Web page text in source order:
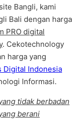
Bangli, kami
Bali dengan harga
PRO digital
. Cekotechnology
harga yang
Digital Indonesia
Informasi.
tidak berbadan
berani